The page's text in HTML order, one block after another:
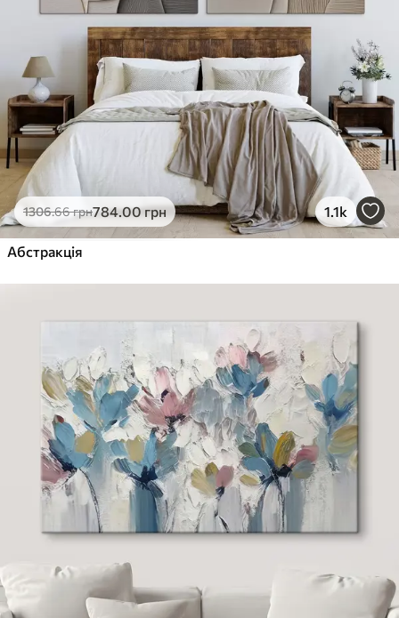
1306.66грн784.00грн 1.1k
Абстракція